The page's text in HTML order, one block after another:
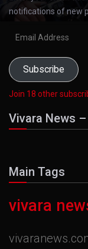
notifications of new
Subscribe
Join 18 other
Vivara News
Main Tags
vivara